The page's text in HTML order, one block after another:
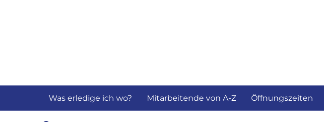
Was erledige ich wo? Mitarbeitende von A-Z Öffnungszeiten